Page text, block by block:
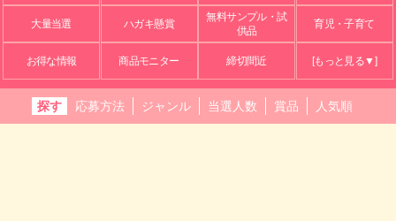
大量当選 ハガキ懸賞
無料サンプル・試
供品
育児・子育て
お得な情報 商品モニター 締切間近 [もっと見る▼]
探す 応募方法 ジャンル 当選人数 賞品 人気順